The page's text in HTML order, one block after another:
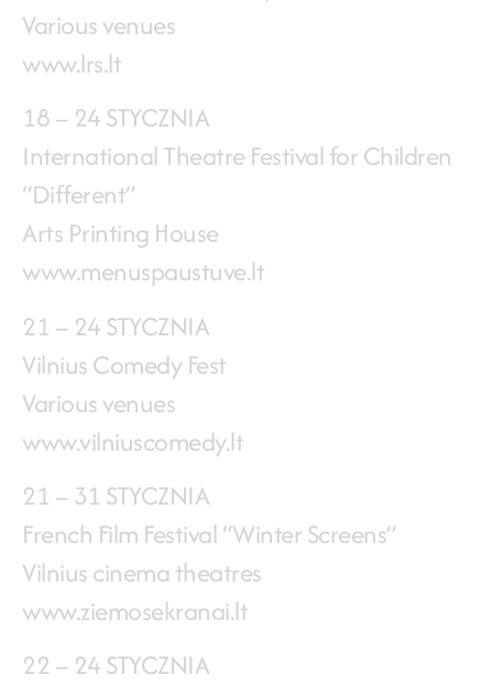
Various venues
www.lrs.lt
18 – 24 STYCZNIA
International Theatre Festival for Children
“Different”
Arts Printing House
www.menuspaustuve.lt
21 – 24 STYCZNIA
Vilnius Comedy Fest
Various venues
www.vilniuscomedy.lt
21 – 31 STYCZNIA
French Film Festival “Winter Screens”
Vilnius cinema theatres
www.ziemosekranai.lt
22 – 24 STYCZNIA